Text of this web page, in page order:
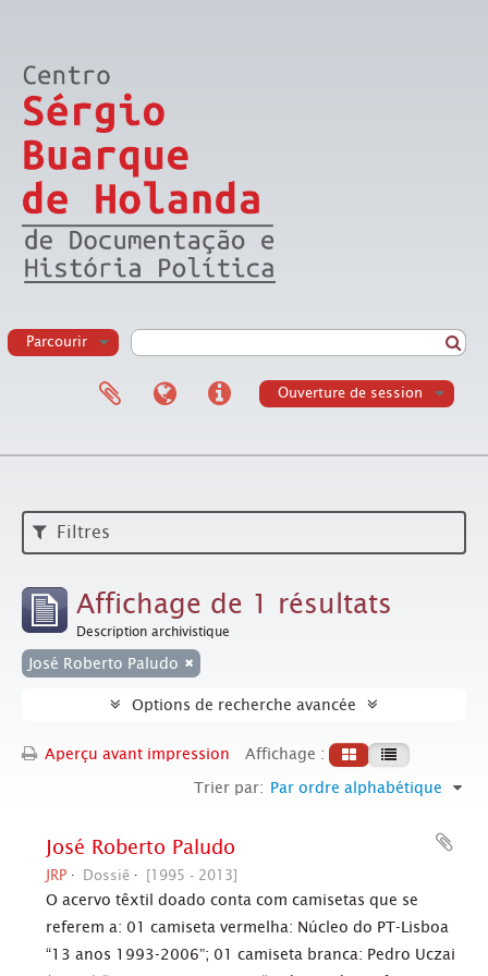
Parcourir
Ouverture de session
Filtres
Affichage de 1 résultats
Description archivistique
José Roberto Paludo
Options de recherche avancée
Aperçu avant impression
Affichage :
Trier par: Par ordre alphabétique
José Roberto Paludo
JRP Dossiê [1995 - 2013]
O acervo têxtil doado conta com camisetas que se
referem a: 01 camiseta vermelha: Núcleo do PT-Lisboa
“13 anos 1993-2006”; 01 camiseta branca: Pedro Uczai